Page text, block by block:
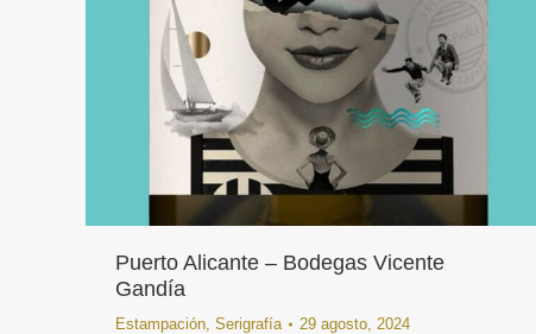
Puerto Alicante – Bodegas Vicente
Gandía
Estampación Serigrafía 29 agosto, 2024